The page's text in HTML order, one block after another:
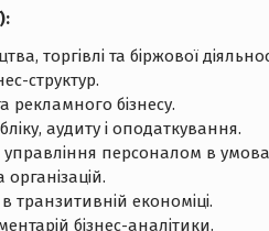
торгівлі та біржової
структур.
рекламного бізнесу.
аудиту і оподаткування.
персоналом в умовах
транзитивній економіці.
бізнес-аналітики.